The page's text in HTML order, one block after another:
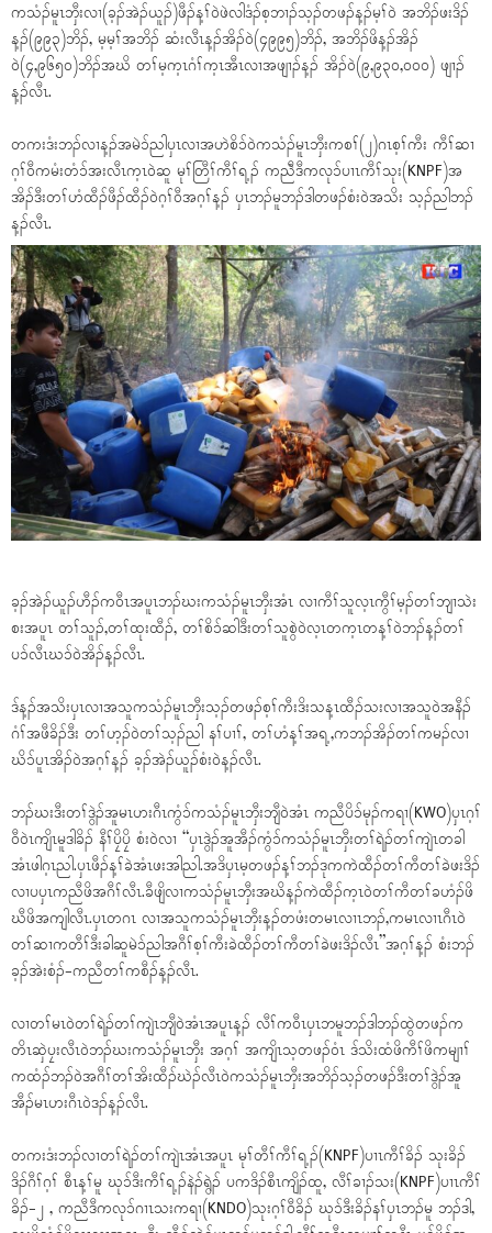
ကသံၣ်မူၤဘှီးလၢ(ခ့ၣ်အဲၣ်ယူၣ်)ဖီၣ်န့ၢ်ဝဲဖဲလါဒံၣ်စ့ဘၢၣ်သ့ၣ်တဖၣ်န့ၣ်မ့ၢ်ဝဲ အဘိၣ်ဖးဒိၣ်
န့ၣ်(၉၉၃)ဘိၣ်, မ့မ့ၢ်အဘိၣ် ဆံးလီၤန့ၣ်အိၣ်ဝဲ(၄၉၉၅)ဘိၣ်, အဘိၣ်ဖိန့ၣ်အိၣ်
ဝဲ(၄,၉၆၅၀)ဘိၣ်အဃိ တၢ်မ့က့ၤဂံၢ်က့ၤအီၤလၢအဖျၢၣ်န့ၣ် အိၣ်ဝဲ(၉,၉၃၀,၀၀၀) ဖျၢၣ်
န့ၣ်လီၤ.
တကးဒံးဘၣ်လၢန့ၣ်အမဲၥ်ညါပှၤလၢအဟဲစိၥ်ဝဲကသံၣ်မူၤဘှီးကစၢ်(၂)ဂၤစ့ၢ်ကီး ကီၢ်ဆၢ
ဂ့ၢ်ဝီကမံးတံၥ်အးလီၤက့ၤဝဲဆူ မုၢ်တြီၢ်ကီၢ်ရ့ၣ် ကညီဲဒီကလုၥ်ပၢၤကီၢ်သုး(KNPF)အ
အိၣ်ဒီးတၢ်ဟံထီၣ်ဖီၣ်ထီၣ်ဝဲဂ့ၢ်ဝီအဂ့ၢ်န့ၣ် ပှၤဘၣ်မူဘၣ်ဒါတဖၣ်စံးဝဲအသိး သ့ၣ်ညါဘၣ်
န့ၣ်လီၤ.
ခ့ၣ်အဲၣ်ယူၣ်ဟီၣ်ကဝီၤအပူၤဘၣ်ဃးကသံၣ်မူၤဘှီးအံၤ လၢကီၢ်သူလ့ၤကွီၢ်မ့ၣ်တၢ်ဘျၢသဲး
စးအပူၤ တၢ်သူၣ်,တၢ်ထုးထီၣ်, တၢ်စိၥ်ဆါဒီးတၢ်သူစွဲဝဲလ့ၤတက့ၤတန့ၢ်ဝဲဘၣ်န့ၣ်တၢ်
ပၥ်လီၤဃၥ်ဝဲအိၣ်န့ၣ်လီၤ.
ဒ်န့ၣ်အသိးပှၤလၢအသူကသံၣ်မူၤဘှီးသ့ၣ်တဖၣ်စ့ၢ်ကီးဒိးသန့ၤထီၣ်သးလၢအသူဝဲအနီၣ်
ဂံၢ်အဖီခိၣ်ဒီး တၢ်ဟ့ၣ်ဝဲတၢ်သ့ၣ်ညါ နၢ်ပၢၢ်, တၢ်ဟံန့ၢ်အရ့,ကဘၣ်အိၣ်တၢ်ကမၣ်လၢ
ဃိၥ်ပူၤအိၣ်ဝဲအဂ့ၢ်န့ၣ် ခ့ၣ်အဲၣ်ယူၣ်စံးဝဲန့ၣ်လီၤ.
ဘၣ်ဃးဒီးတၢ်ဒွဲၣ်အူမၤဟးဂီၤကွံၥ်ကသံၣ်မူၤဘှီးဘျီဝဲအံၤ ကညီပိၥ်မုၣ်ကရၢ(KWO)ပှၤဂ့ၢ်
ဝီဝဲၤကျိၤမူဒါခိၣ် နီၢ်ပၠိပၠိ စံးဝဲလၢ “ပှၤဒွဲၣ်အူအီၣ်ကွံၥ်ကသံၣ်မူၤဘှီးတၢ်ရဲၣ်တၢ်ကျဲၤတခါ
အံၤဖါဂ့ၤညါ.ပှၤဖီၣ်န့ၢ်ခဲအံၤဖးအါညါ.အဒိပှၤမ့တဖၣ်န့ၢ်ဘၣ်ဒုကကဲထီၣ်တၢ်ကီတၢ်ခဲဖးဒိၣ်
လၢပပှၤကညီဖိအဂီၢ်လီၤ.ခီဖျိလၢကသံၣ်မူၤဘှီးအဃိန့ၣ်ကဲထီၣ်က့ၤဝဲတၢ်ကီတၢ်ခဟံၣ်ဖိ
ဃီဖိအကျါလီၤ.ပှၤတဂၤ လၢအသူကသံၣ်မူၤဘှီးန့ၣ်တဖံးတမၤလၢၤဘၣ်,ကမၤလၢၤဂီၤဝဲ
တၢ်ဆၢကတီၢ်ဒီးခါဆူမဲၥ်ညါအဂီၢ်စ့ၢ်ကီးခဲထီၣ်တၢ်ကီတၢ်ခဲဖးဒိၣ်လီၤ”အဂ့ၢ်န့ၣ် စံးဘၣ်
ခ့ၣ်အဲးစံၣ်-ကညီတၢ်ကစီၣ်န့ၣ်လီၤ.
လၢတၢ်မၤဝဲတၢ်ရဲၣ်တၢ်ကျဲၤဘျီဝဲအံၤအပူၤန့ၣ် လီၢ်ကဝီၤပှၤဘမူဘၣ်ဒါဘၣ်ထွဲတဖၣ်က
တိၤဆှဲပၠးလီၤဝဲဘၣ်ဃးကသံၣ်မူၤဘှီး အဂ့ၢ် အကျိၤသ့တဖၣ်ဝံၤ ဒ်သိးထံဖိကီၢ်ဖိကမျၢၢ်
ကထံၣ်ဘၣ်ဝဲအဂီၢ်တၢ်အိးထီၣ်ဃဲၣ်လီၤဝဲကသံၣ်မူၤဘှီးအဘိၣ်သ့ၣ်တဖၣ်ဒီးတၢ်ဒွဲၣ်အူ
အီၣ်မၤဟးဂီၤဝဲဒၣ်န့ၣ်လီၤ.
တကးဒံးဘၣ်လၢတၢ်ရဲၣ်တၢ်ကျဲၤအံၤအပူၤ မုၢ်တီၢ်ကီၢ်ရ့ၣ်(KNPF)ပၢၤကီၢ်ခိၣ် သုးခိၣ်
ဒိၣ်ဂီၢ်ဂ့ၢ် စီၤန့ၢ်မူ ဃုၥ်ဒီးကီၢ်ရ့ၣ်နဲၣ်ရွဲၣ် ပကဒိၣ်စီၤကျိၣ်ထူ, လီၢ်ခၢၣ်သး(KNPF)ပၢၤကီၢ်
ခိၣ်-၂ , ကညီဒီကလုၥ်ဂၢၤသးကရၢ(KNDO)သုးဂ့ၢ်ဝီခိၣ် ဃုၥ်ဒီးခိၣ်နၢ်ပှၤဘၣ်မူ ဘၣ်ဒါ,